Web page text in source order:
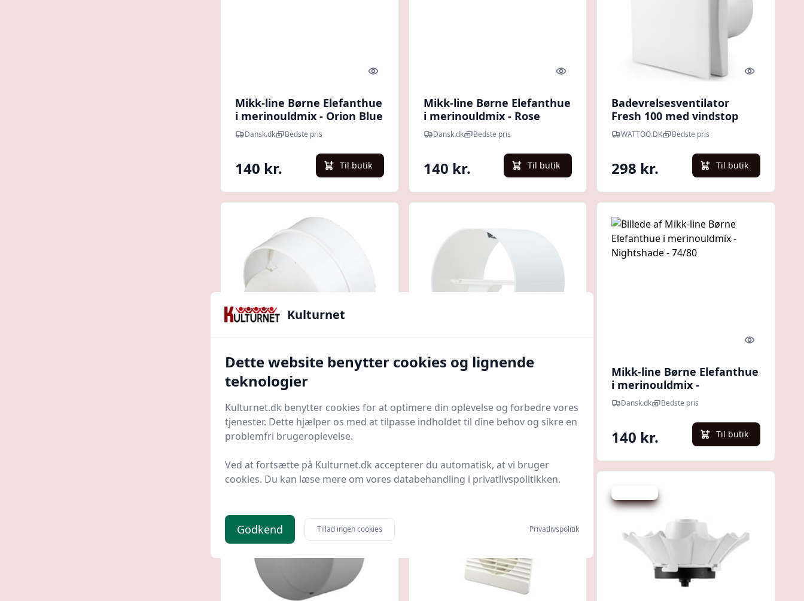
Quick look
Mikk-line Børne Elefanthue
i merinouldmix - Orion Blue
- 74/80
Dansk.dk Bedste pris
140 kr. Til butik
Quick look
Mikk-line Børne Elefanthue
i merinouldmix - Rose
Brown - 74/80
Dansk.dk Bedste pris
140 kr. Til butik
Quick look
Badevrelsesventilator
Fresh 100 med vindstop
WATTOO.DK Bedste pris
298 kr. Til butik
Quick look
Duka kontraspjæld, Ø100
mm
LavprisEl Bedste pris
85 kr. Til butik
Quick look
Fresh Intellivent vindstop,
LavprisEl Bedste pris
Quick look
Mikk-line Børne Elefanthue
i merinouldmix -
Nightshade - 74/80
Dansk.dk Bedste pris
140 kr. Til butik
Kulturnet
Dette website benytter cookies og lignende
teknologier
Kulturnet.dk benytter cookies for at optimere din oplevelse og forbedre vores
tjenester. Dette hjælper os med at tilpasse indholdet til dine behov og sikre en
problemfri brugeroplevelse.
Ved at fortsætte på Kulturnet.dk accepterer du automatisk, at vi bruger
cookies. Du kan læse mere om vores databehandling i privatlivspolitikken.
Godkend Tillad ingen cookies Privatlivspolitik